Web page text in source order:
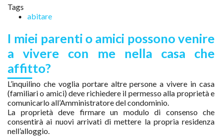
Tags
abitare
I miei parenti o amici possono venire
a vivere con me nella casa che
affitto?
L’inquilino che voglia portare altre persone a vivere in casa
(familiari o amici) deve richiedere il permesso alla proprietà e
comunicarlo all’Amministratore del condominio.
La proprietà deve firmare un modulo di consenso che
consentirà ai nuovi arrivati di mettere la propria residenza
nell’alloggio.